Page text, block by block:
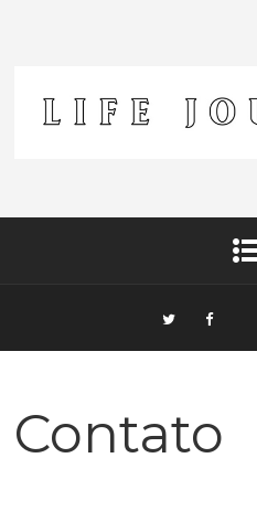
Contato